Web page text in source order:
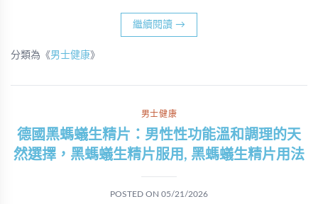
繼續閱讀 →
分類為《男士健康》
男士健康
德國黑螞蟻生精片：男性性功能溫和調理的天
然選擇，黑螞蟻生精片服用, 黑螞蟻生精片用法
POSTED ON 05/21/2026